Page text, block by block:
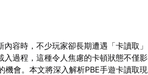
內容時，不少玩家卻長期遭遇「卡讀取
入過程，這種令人焦慮的卡頓狀態不僅
機會。本文將深入解析PBE手遊卡讀取